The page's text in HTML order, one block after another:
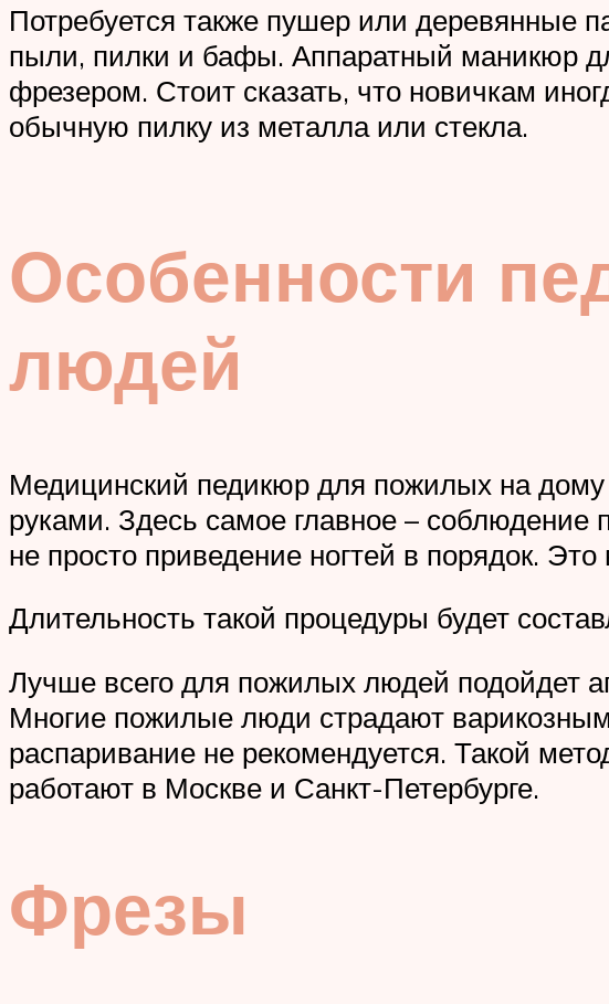
Потребуется также пушер или деревянные
пыли, пилки и бафы. Аппаратный маникюр
фрезером. Стоит сказать, что новичкам
обычную пилку из металла или стекла.
Особенности
людей
Медицинский педикюр для пожилых на
руками. Здесь самое главное –
не просто приведение ногтей в порядок.
Длительность такой процедуры будет
Лучше всего для пожилых людей подойдет
Многие пожилые люди страдают
распаривание не рекомендуется. Такой
работают в Москве и Санкт-Петербурге.
Фрезы